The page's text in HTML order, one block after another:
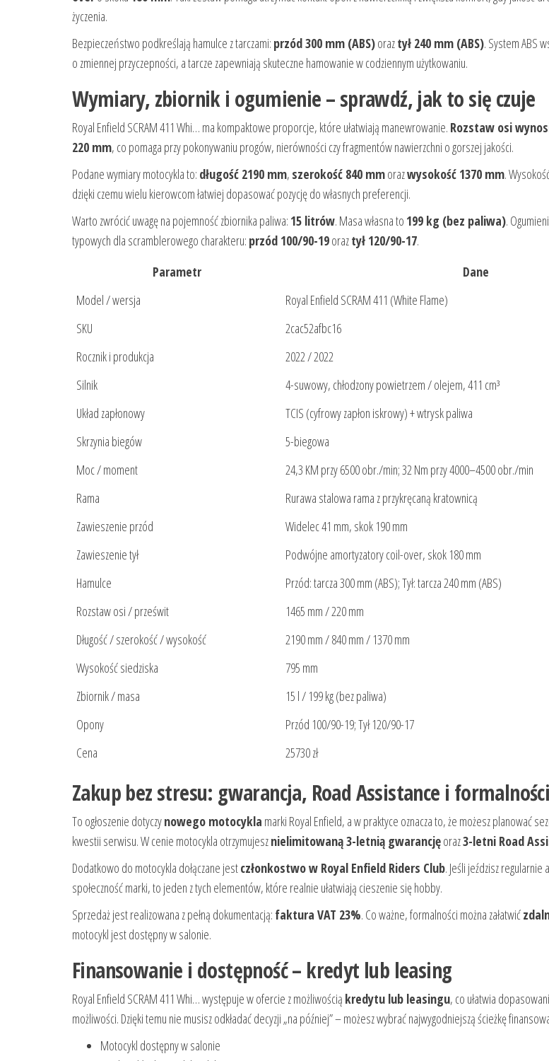
życzenia.
Bezpieczeństwo podkreślają hamulce z tarczami: przód 300 mm (ABS)oraztył 240 mm (ABS). System ABS
o zmiennej przyczepności, a tarcze zapewniają skuteczne hamowanie w codziennym użytkowaniu.
Wymiary, zbiornik i ogumienie – sprawdź, jak to się czuje
Royal Enfield SCRAM 411 Whi… ma kompaktowe proporcje, które ułatwiają manewrowanie. Rozstaw osi
220 mm, co pomaga przy pokonywaniu progów, nierówności czy fragmentów nawierzchni o gorszej jakości.
Podane wymiary motocykla to: długość 2190 mm, szerokość 840 mmorazwysokość 1370 mm.
dzięki czemu wielu kierowcom łatwiej dopasować pozycję do własnych preferencji.
Warto zwrócić uwagę na pojemność zbiornika paliwa: 15 litrów. Masa własna to 199 kg (bez paliwa).
typowych dla scramblerowego charakteru: przód 100/90-19oraztył 120/90-17.
Parametr
Dane
Model / wersja
Royal Enfield SCRAM 411 (White Flame)
SKU
2cac52afbc16
Rocznik i produkcja
2022 / 2022
Silnik
4-suwowy, chłodzony powietrzem / olejem, 411 cm³
Układ zapłonowy
TCIS (cyfrowy zapłon iskrowy) + wtrysk paliwa
Skrzynia biegów
5-biegowa
Moc / moment
24,3 KM przy 6500 obr./min; 32 Nm przy 4000–4500 obr./min
Rama
Rurawa stalowa rama z przykręcaną kratownicą
Zawieszenie przód
Widelec 41 mm, skok 190 mm
Zawieszenie tył
Podwójne amortyzatory coil-over, skok 180 mm
Hamulce
Przód: tarcza 300 mm (ABS); Tył: tarcza 240 mm (ABS)
Rozstaw osi / prześwit
1465 mm / 220 mm
Długość / szerokość / wysokość
2190 mm / 840 mm / 1370 mm
Wysokość siedziska
795 mm
Zbiornik / masa
15 l / 199 kg (bez paliwa)
Opony
Przód 100/90-19; Tył 120/90-17
Cena
25730 zł
Zakup bez stresu: gwarancja, Road Assistance i formalności
To ogłoszenie dotyczynowego motocykla marki Royal Enfield, a w praktyce oznacza to, że możesz planować
kwestii serwisu. W cenie motocykla otrzymujesznielimitowaną 3-letnią gwarancjęoraz3-letni Road
Dodatkowo do motocykla dołączane jestczłonkostwo w Royal Enfield Riders Club. Jeśli jeździsz
społeczność marki, to jeden z tych elementów, które realnie ułatwiają cieszenie się hobby.
Sprzedaż jest realizowana z pełną dokumentacją: faktura VAT 23%. Co ważne, formalności można załatwić
motocykl jest dostępny w salonie.
Finansowanie i dostępność – kredyt lub leasing
Royal Enfield SCRAM 411 Whi… występuje w ofercie z możliwością kredytu lub leasingu, co ułatwia
możliwości. Dzięki temu nie musisz odkładać decyzji „na później” – możesz wybrać najwygodniejszą ścieżkę
Motocykl dostępny w salonie